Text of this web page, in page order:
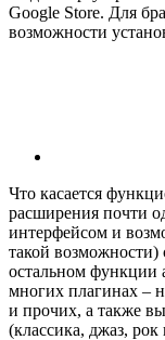
Google Store. Для
возможности
Что касается
расширения почти
интерфейсом и
такой возможности)
остальном функции
многих плагинах –
и прочих, а также
(классика, джаз, рок